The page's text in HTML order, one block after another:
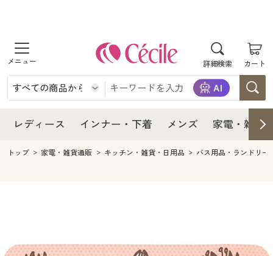
詳細検索 カート
商品を探す
レディース
レディースファッション
インナー・下着
インナー・下着通販すべて
メンズ
メンズ下着
家電
寝具・インテリア・家具通販すべて
美容・健康
レディース インナー・下着 メンズ 家電・雑貨
レディース
レディース通販すべて
レディースファッション
インナー・下着
インナー・下着通販すべて
メンズ
キッチン・雑貨・日用品
家具・収納
美容・健康通販すべて
制服・スクール
トップ 家電・雑貨通販 キッチン・雑貨・日用品 バス用品・ランドリー